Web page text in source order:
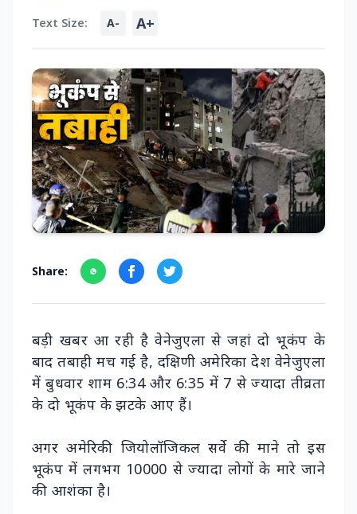
Text Size: A- A+
Share:
बड़ी खबर आ रही है वेनेजुएला से जहां दो भूकंप के
बाद तबाही मच गई है, दक्षिणी अमेरिका देश वेनेजुएला
में बुधवार शाम 6:34 और 6:35 में 7 से ज्यादा तीव्रता
के दो भूकंप के झटके आए हैं।
अगर अमेरिकी जियोलॉजिकल सर्वे की माने तो इस
भूकंप में लगभग 10000 से ज्यादा लोगों के मारे जाने
की आशंका है।